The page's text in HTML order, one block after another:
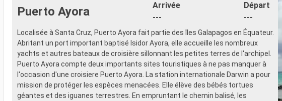
Puerto Ayora
Arrivée
---
Départ
---
Localisée à Santa Cruz, Puerto Ayora fait partie des îles Galapagos en Équateur.
Abritant un port important baptisé Isidor Ayora, elle accueille les nombreux
yachts et autres bateaux de croisière sillonnant les petites terres de l'archipel.
Puerto Ayora compte deux importants sites touristiques à ne pas manquer à
l'occasion d'une croisiere Puerto Ayora. La station internationale Darwin a pour
mission de protéger les espèces menacées. Elle élève des bébés tortues
géantes et des iguanes terrestres. En empruntant le chemin balisé, les